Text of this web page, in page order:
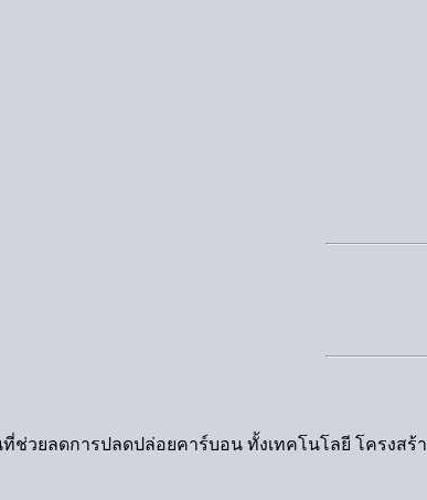
ยลดการปลดปล่อยคาร์บอน ทั้งเทคโนโลยี โครงส